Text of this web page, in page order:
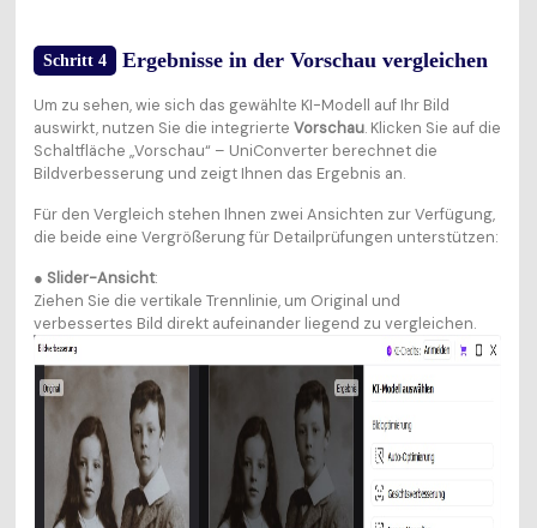
Schritt 4 Ergebnisse in der Vorschau vergleichen
Um zu sehen, wie sich das gewählte KI-Modell auf Ihr Bild
auswirkt, nutzen Sie die integrierte Vorschau. Klicken Sie auf die
Schaltfläche „Vorschau“ – UniConverter berechnet die
Bildverbesserung und zeigt Ihnen das Ergebnis an.
Für den Vergleich stehen Ihnen zwei Ansichten zur Verfügung,
die beide eine Vergrößerung für Detailprüfungen unterstützen:
● Slider-Ansicht:
Ziehen Sie die vertikale Trennlinie, um Original und
verbessertes Bild direkt aufeinander liegend zu vergleichen.